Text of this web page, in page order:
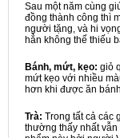
Sau một năm cùng
đồng thành công thì
người tặng, và hi
hẳn không thể thiếu
Bánh, mứt, kẹo: giỏ
mứt kẹo với nhiều
hơn khi được ăn
Trà: Trong tất cả các
thường thấy nhất